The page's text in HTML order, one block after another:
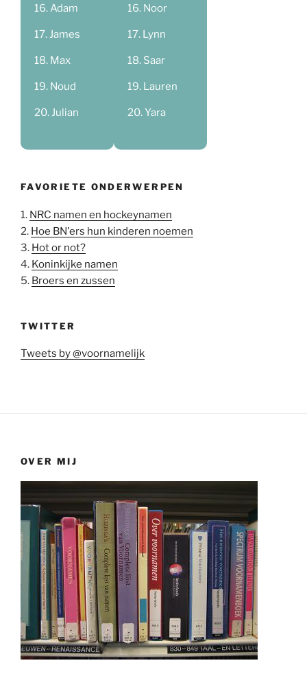
Adam
James
Max
Noud
Julian
Noor
Lynn
Saar
Lauren
Yara
FAVORIETE ONDERWERPEN
1. NRC namen en hockeynamen
2. Hoe BN'ers hun kinderen noemen
3. Hot or not?
4. Koninkijke namen
5. Broers en zussen
TWITTER
Tweets by @voornamelijk
OVER MIJ